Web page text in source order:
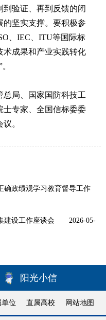
验证、再到反馈的闭
的坚实支撑。要积极参
、IEC、ITU等国际标
术成果和产业实践转化
总局、国家国防科技工
士专家、全国信标委委
。
确政绩观学习教育督导工作
建设工作座谈会
2026-05-
阳光小信
位 直属高校 网站地图